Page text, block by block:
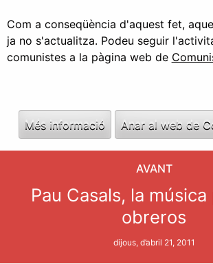
Com a conseqüència d'aquest fet,
ja no s'actualitza. Podeu seguir
comunistes a la pàgina web de
Més informació Anar al web de
AVANT
Pau Casals, la
obreros
dijous, d’abril 21, 2011